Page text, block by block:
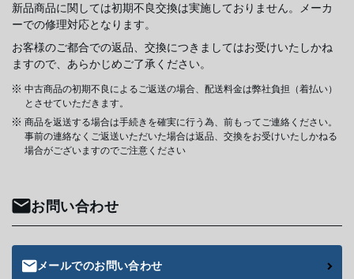
新品商品に関しては初期不良交換は実施しておりません。メーカ
ーでの修理対応となります。
お客様のご都合での返品、交換につきましてはお受けいたしかね
ますので、あらかじめご了承ください。
中古商品の初期不良によるご返送の場合、配送料金は弊社負担（着払い）
とさせていただきます。
商品を返送する場合は手続きを確実に行う為、前もってご連絡ください。
事前の連絡なくご返送いただいた場合は返品、交換をお受けいたしかねる
場合がございますのでご注意ください
お問い合わせ
メールでのお問い合わせ